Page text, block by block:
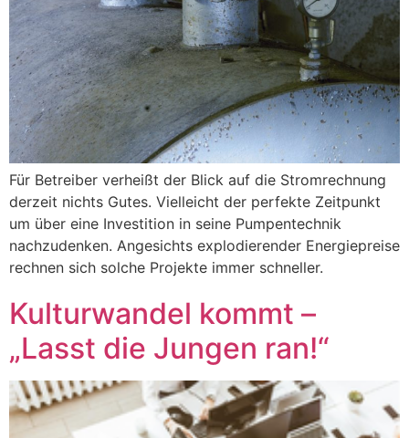
Für Betreiber verheißt der Blick auf die Stromrechnung
derzeit nichts Gutes. Vielleicht der perfekte Zeitpunkt
um über eine Investition in seine Pumpentechnik
nachzudenken. Angesichts explodierender Energiepreise
rechnen sich solche Projekte immer schneller.
Kulturwandel kommt –
„Lasst die Jungen ran!“